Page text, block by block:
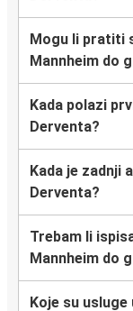
Mogu li pratiti
Mannheim do
Kada polazi
Derventa?
Kada je zadnji
Derventa?
Trebam li
Mannheim do
Koje su